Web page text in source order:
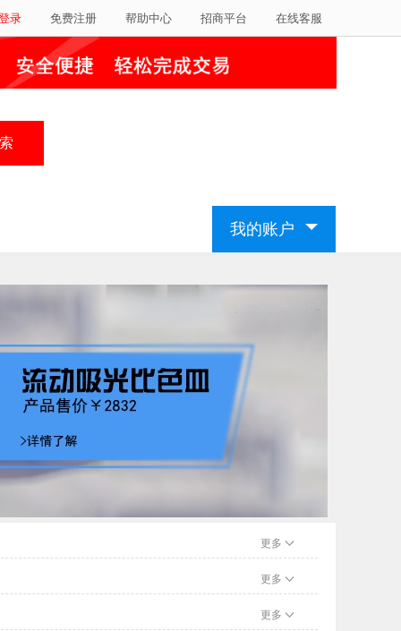
录 免费注册 帮助中心 招商平台 在线客服
我的账户
更多
更多
更多